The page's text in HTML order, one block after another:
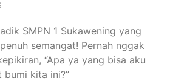
SMPN 1 Sukawening yang
semangat! Pernah nggak
“Apa ya yang bisa aku
bumi kita ini?”